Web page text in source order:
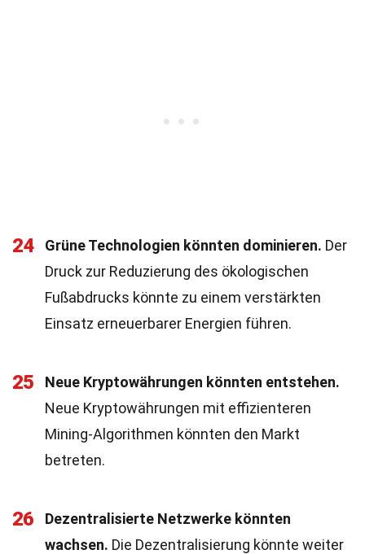
24 Grüne Technologien könnten dominieren. Der
Druck zur Reduzierung des ökologischen
Fußabdrucks könnte zu einem verstärkten
Einsatz erneuerbarer Energien führen.
25
Neue Kryptowährungen könnten entstehen.
Neue Kryptowährungen mit effizienteren
Mining-Algorithmen könnten den Markt
betreten.
26
Dezentralisierte Netzwerke könnten
wachsen. Die Dezentralisierung könnte weiter